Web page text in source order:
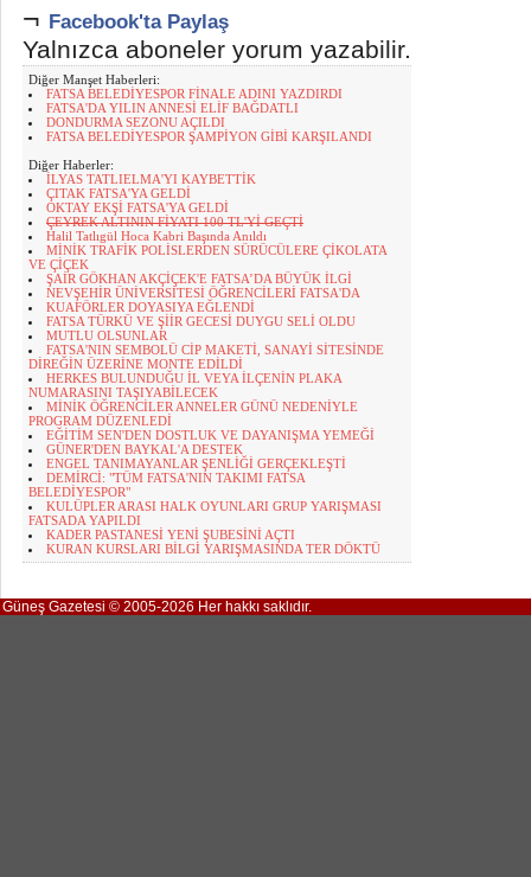
¬ Facebook'ta Paylaş
Yalnızca aboneler yorum yazabilir.
Diğer Manşet Haberleri:
FATSA BELEDİYESPOR FİNALE ADINI YAZDIRDI
FATSA'DA YILIN ANNESİ ELİF BAĞDATLI
DONDURMA SEZONU AÇILDI
FATSA BELEDİYESPOR ŞAMPİYON GİBİ KARŞILANDI
Diğer Haberler:
İLYAS TATLIELMA'YI KAYBETTİK
ÇITAK FATSA'YA GELDİ
OKTAY EKŞİ FATSA'YA GELDİ
ÇEYREK ALTININ FİYATI 100 TL'Yİ GEÇTİ
Halil Tatlıgül Hoca Kabri Başında Anıldı
MİNİK TRAFİK POLİSLERDEN SÜRÜCÜLERE ÇİKOLATA
VE ÇİÇEK
ŞAİR GÖKHAN AKÇİÇEK'E FATSA’DA BÜYÜK İLGİ
NEVŞEHİR ÜNİVERSİTESİ ÖĞRENCİLERİ FATSA'DA
KUAFÖRLER DOYASIYA EĞLENDİ
FATSA TÜRKÜ VE ŞİİR GECESİ DUYGU SELİ OLDU
MUTLU OLSUNLAR
FATSA'NIN SEMBOLÜ CİP MAKETİ, SANAYİ SİTESİNDE
DİREĞİN ÜZERİNE MONTE EDİLDİ
HERKES BULUNDUĞU İL VEYA İLÇENİN PLAKA
NUMARASINI TAŞIYABİLECEK
MİNİK ÖĞRENCİLER ANNELER GÜNÜ NEDENİYLE
PROGRAM DÜZENLEDİ
EĞİTİM SEN'DEN DOSTLUK VE DAYANIŞMA YEMEĞİ
GÜNER'DEN BAYKAL'A DESTEK
ENGEL TANIMAYANLAR ŞENLİĞİ GERÇEKLEŞTİ
DEMİRCİ: "TÜM FATSA'NIN TAKIMI FATSA
BELEDİYESPOR"
KULÜPLER ARASI HALK OYUNLARI GRUP YARIŞMASI
FATSADA YAPILDI
KADER PASTANESİ YENİ ŞUBESİNİ AÇTI
KURAN KURSLARI BİLGİ YARIŞMASINDA TER DÖKTÜ
Güneş Gazetesi © 2005-2026 Her hakkı saklıdır.